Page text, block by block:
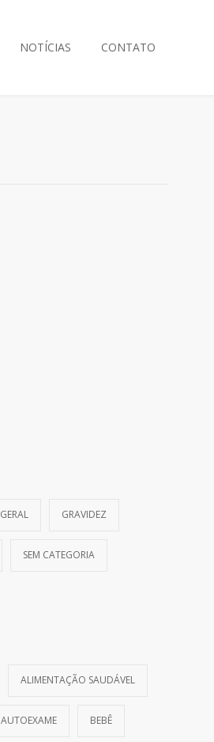
NOTÍCIAS CONTATO
GERAL GRAVIDEZ
SEM CATEGORIA
ALIMENTAÇÃO SAUDÁVEL
AUTOEXAME BEBÊ